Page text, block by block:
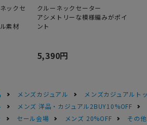
ックセ
素材
クルーネックセーター
アシメトリーな模様編みがポイ
ント
5,390円
メンズカジュアル
メンズカジュアルト
メンズ 洋品・カジュアル2BUY10%OFF
セール会場 メンズ 20%OFF その